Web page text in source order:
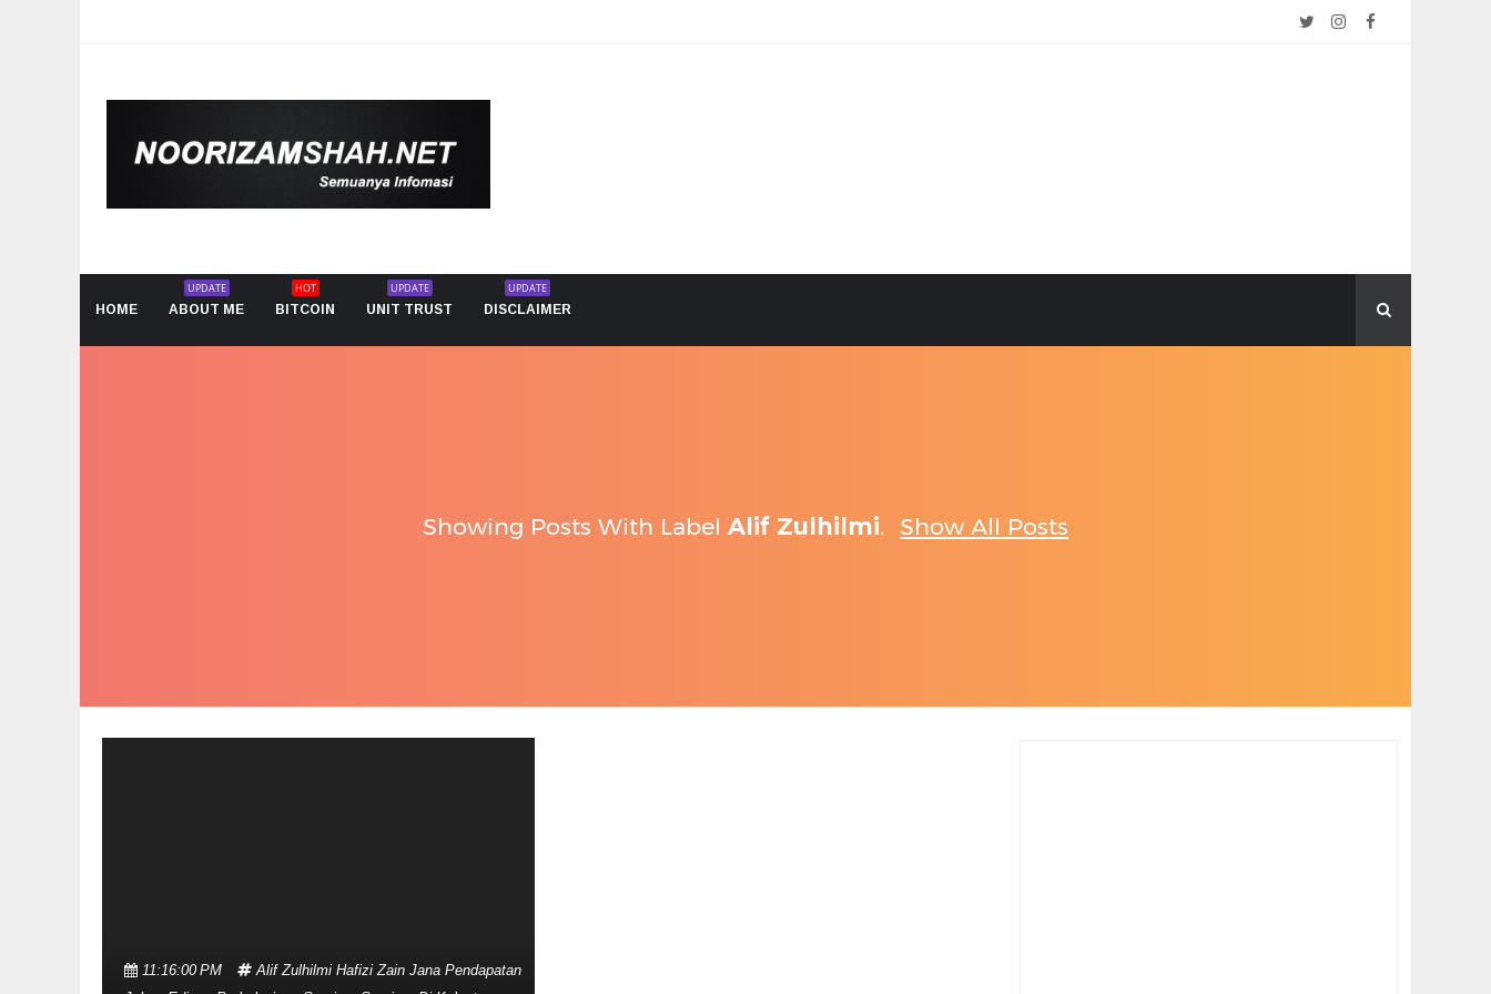
HOME ABOUT ME
UPDATE
BITCOIN
HOT
UNIT TRUST
UPDATE
DISCLAIMER
UPDATE
Showing Posts With Label Alif Zulhilmi. Show All Posts
11:16:00 PM Alif Zulhilmi Hafizi Zain Jana Pendapatan